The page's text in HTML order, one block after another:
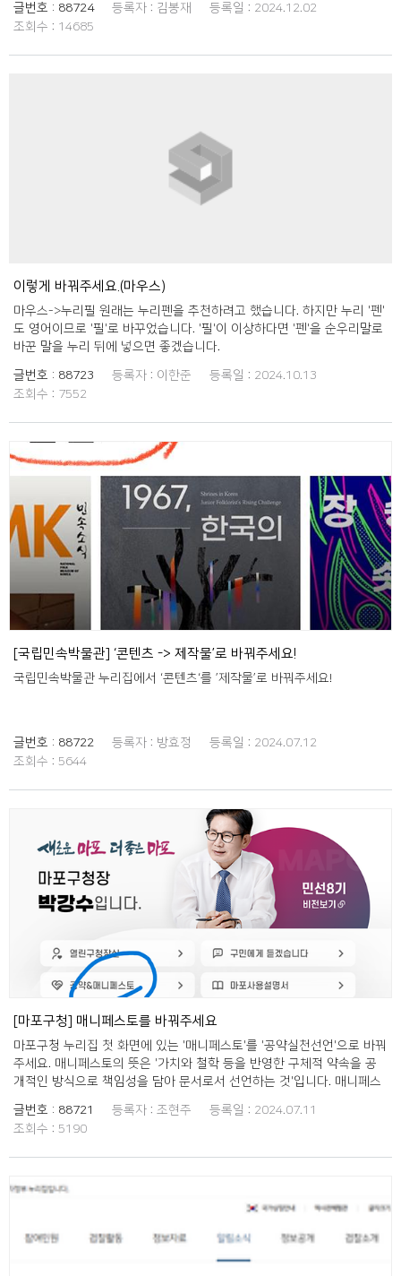
사실 이 물건의 이름은 '피자 세이버'라고 하는데요, 이 이름을 '피자지킴
이’라는 친근한 한국어로 바꿔보는 건 어떨까요? '피자지킴이'라는 이름
은 쉽고 친숙해 누구나 한 번 들으면 기억하기 쉬울 뿐만 아니라, 사람들
글번호 : 88724 등록자 : 김봉재 등록일 : 2024.12.02
조회수 : 14685
이렇게 바꿔주세요.(마우스)
마우스->누리필 원래는 누리펜을 추천하려고 했습니다. 하지만 누리 '펜'
도 영어이므로 '필'로 바꾸었습니다. '필'이 이상하다면 '펜'을 순우리말로
바꾼 말을 누리 뒤에 넣으면 좋겠습니다.
글번호 : 88723 등록자 : 이한준 등록일 : 2024.10.13
조회수 : 7552
[국립민속박물관] ‘콘텐츠 -> 제작물’로 바꿔주세요!
국립민속박물관 누리집에서 ‘콘텐츠‘를 ’제작물’로 바꿔주세요!
글번호 : 88722 등록자 : 방효정 등록일 : 2024.07.12
조회수 : 5644
[마포구청] 매니페스토를 바꿔주세요
마포구청 누리집 첫 화면에 있는 '매니페스토'를 '공약실천선언'으로 바꿔
주세요. 매니페스토의 뜻은 '가치와 철학 등을 반영한 구체적 약속을 공
개적인 방식으로 책임성을 담아 문서로서 선언하는 것'입니다. 매니페스
요 없이 '공약 실천 선언'이라는 우리말로도 그 의미를 충분히 전달할 수
있다고 생각합니다!
글번호 : 88721 등록자 : 조현주 등록일 : 2024.07.11
조회수 : 5190